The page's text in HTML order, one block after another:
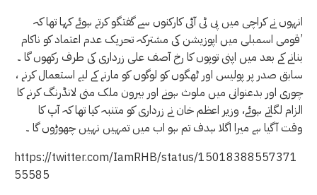
انہوں نے کراچی میں پی ٹی آئی کارکنوں سے گفتگو کرتے ہوئے کہا تھا کہ
’قومی اسمبلی میں اپوزیشن کی مشترکہ تحریک عدم اعتماد کو ناکام
بنانے کے بعد میں اپنی توپوں کا رخ آصف علی زرداری کی طرف رکھوں گا ۔
سابق صدر پر پولیس اور ٹھگوں کو لوگوں کو مارنے کے لیے استعمال کرنے ،
چوری اور بدعنوانی میں ملوث ہونے اور بیرون ملک منی لانڈرنگ کرنے کا
الزام لگاتے ہوئے، وزیر اعظم خان نے زرداری کو متنبہ کیا تھا کہ آپ کا
وقت آگیا ہے میرا اگلا ہدف تم ہو اب میں تمہیں نہیں چھوڑوں گا ۔
https://twitter.com/IamRHB/status/15018388557371
55585